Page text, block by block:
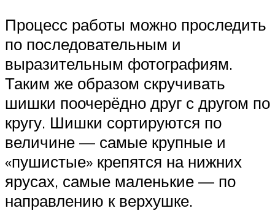
Процесс работы можно проследить
по последовательным и
выразительным фотографиям.
Таким же образом скручивать
шишки поочерёдно друг с другом по
кругу. Шишки сортируются по
величине — самые крупные и
«пушистые» крепятся на нижних
ярусах, самые маленькие — по
направлению к верхушке.